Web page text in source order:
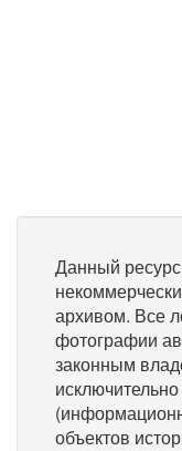
Данный
архивом. Все
фотографии
законным
объектов